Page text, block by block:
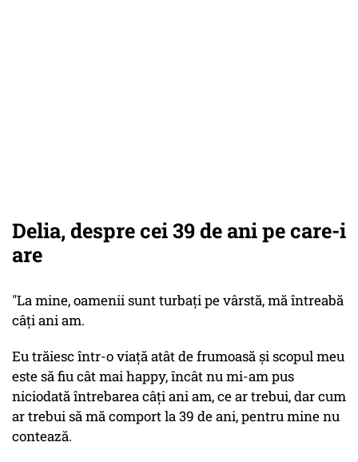
Delia, despre cei 39 de ani pe care-i
are
"La mine, oamenii sunt turbați pe vârstă, mă întreabă
câți ani am.
Eu trăiesc într-o viață atât de frumoasă și scopul meu
este să fiu cât mai happy, încât nu mi-am pus
niciodată întrebarea câți ani am, ce ar trebui, dar cum
ar trebui să mă comport la 39 de ani, pentru mine nu
contează.